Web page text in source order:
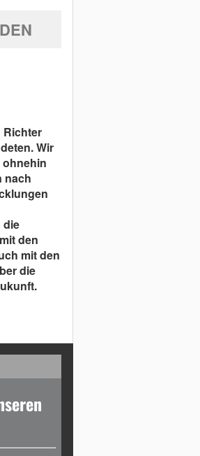
Richter
Wir
ohnehin
nach
die
den
mit den
die